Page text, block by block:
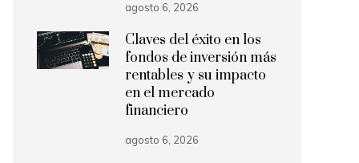
agosto 6, 2026
Claves del éxito en los
fondos de inversión más
rentables y su impacto
en el mercado
financiero
agosto 6, 2026